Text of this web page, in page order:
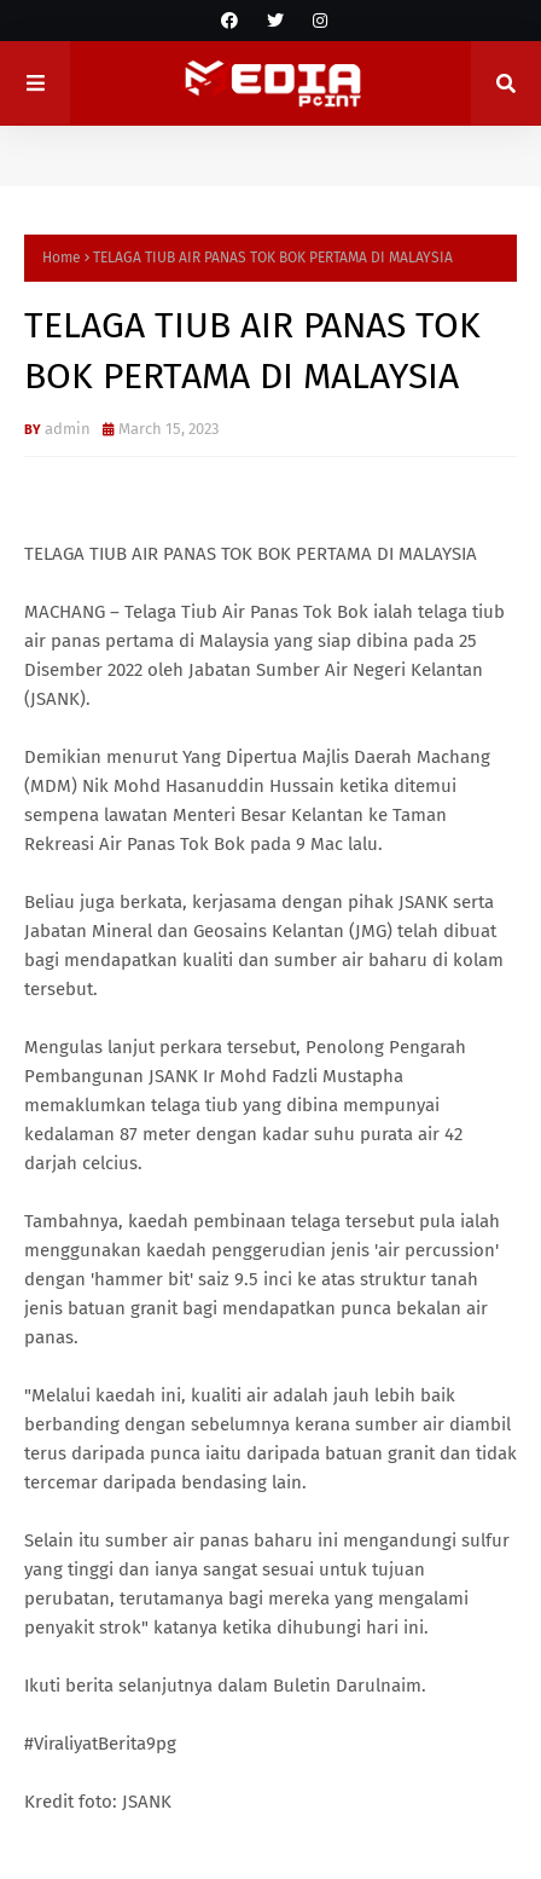
Home TELAGA TIUB AIR PANAS TOK BOK PERTAMA DI MALAYSIA
TELAGA TIUB AIR PANAS TOK
BOK PERTAMA DI MALAYSIA
admin March 15, 2023
TELAGA TIUB AIR PANAS TOK BOK PERTAMA DI MALAYSIA
MACHANG – Telaga Tiub Air Panas Tok Bok ialah telaga tiub
air panas pertama di Malaysia yang siap dibina pada 25
Disember 2022 oleh Jabatan Sumber Air Negeri Kelantan
(JSANK).
Demikian menurut Yang Dipertua Majlis Daerah Machang
(MDM) Nik Mohd Hasanuddin Hussain ketika ditemui
sempena lawatan Menteri Besar Kelantan ke Taman
Rekreasi Air Panas Tok Bok pada 9 Mac lalu.
Beliau juga berkata, kerjasama dengan pihak JSANK serta
Jabatan Mineral dan Geosains Kelantan (JMG) telah dibuat
bagi mendapatkan kualiti dan sumber air baharu di kolam
tersebut.
Mengulas lanjut perkara tersebut, Penolong Pengarah
Pembangunan JSANK Ir Mohd Fadzli Mustapha
memaklumkan telaga tiub yang dibina mempunyai
kedalaman 87 meter dengan kadar suhu purata air 42
darjah celcius.
Tambahnya, kaedah pembinaan telaga tersebut pula ialah
menggunakan kaedah penggerudian jenis 'air percussion'
dengan 'hammer bit' saiz 9.5 inci ke atas struktur tanah
jenis batuan granit bagi mendapatkan punca bekalan air
panas.
"Melalui kaedah ini, kualiti air adalah jauh lebih baik
berbanding dengan sebelumnya kerana sumber air diambil
terus daripada punca iaitu daripada batuan granit dan tidak
tercemar daripada bendasing lain.
Selain itu sumber air panas baharu ini mengandungi sulfur
yang tinggi dan ianya sangat sesuai untuk tujuan
perubatan, terutamanya bagi mereka yang mengalami
penyakit strok" katanya ketika dihubungi hari ini.
Ikuti berita selanjutnya dalam Buletin Darulnaim.
#ViraliyatBerita9pg
Kredit foto: JSANK